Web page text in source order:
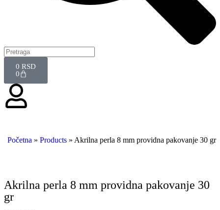
0 RSD
0
Početna » Products » Akrilna perla 8 mm providna pakovanje 30 gr
Akrilna perla 8 mm providna pakovanje 30
gr